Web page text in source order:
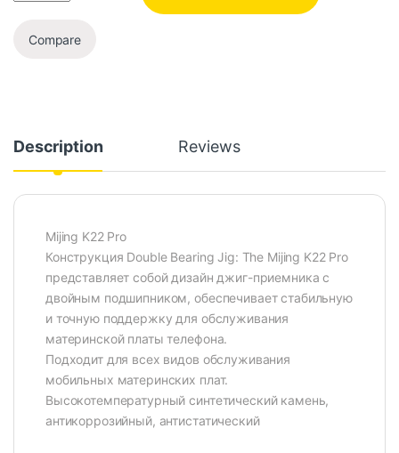
Compare
Description Reviews
Mijing K22 Pro
Конструкция Double Bearing Jig: The Mijing K22 Pro
представляет собой дизайн джиг-приемника с
двойным подшипником, обеспечивает стабильную
и точную поддержку для обслуживания
материнской платы телефона.
Подходит для всех видов обслуживания
мобильных материнских плат.
Высокотемпературный синтетический камень,
антикоррозийный, антистатический